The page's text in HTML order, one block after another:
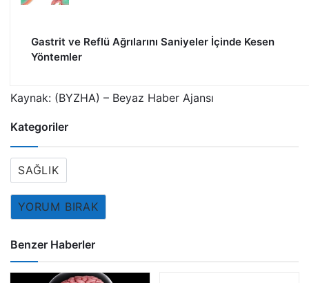
Gastrit ve Reflü Ağrılarını Saniyeler İçinde Kesen
Yöntemler
Kaynak: (BYZHA) – Beyaz Haber Ajansı
Kategoriler
SAĞLIK
YORUM BIRAK
Benzer Haberler